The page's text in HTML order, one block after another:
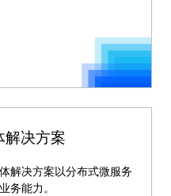
解决方案
解决方案以分布式微服务
务能力。